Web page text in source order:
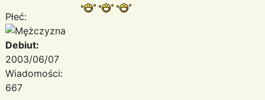
Płeć:
Debiut:
2003/06/07
Wiadomości:
667